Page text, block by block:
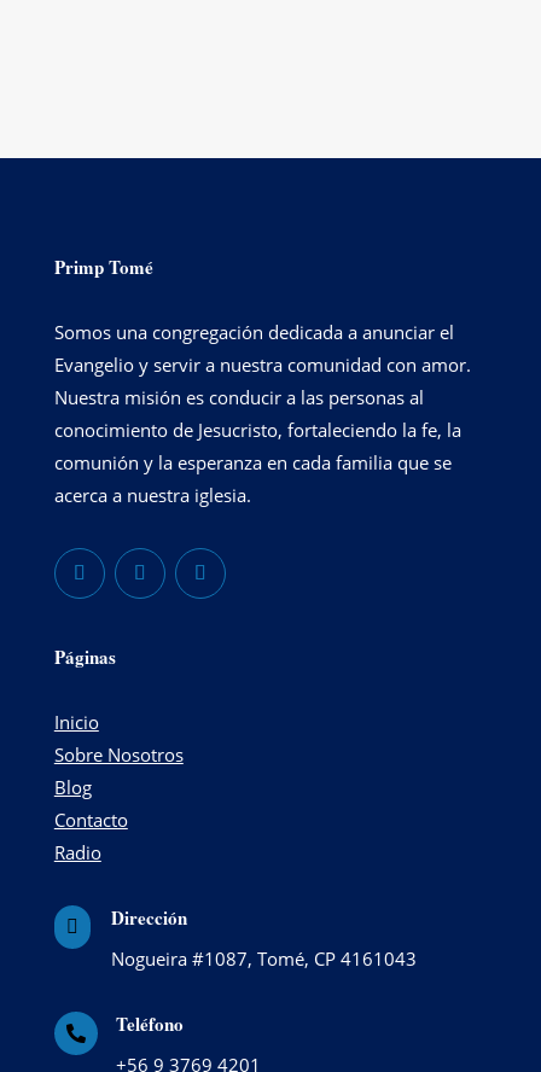
Primp Tomé
Somos una congregación dedicada a anunciar el
Evangelio y servir a nuestra comunidad con amor.
Nuestra misión es conducir a las personas al
conocimiento de Jesucristo, fortaleciendo la fe, la
comunión y la esperanza en cada familia que se
acerca a nuestra iglesia.
Páginas
Inicio
Sobre Nosotros
Blog
Contacto
Radio
 Dirección
Nogueira #1087, Tomé, CP 4161043
 Teléfono
+56 9 3769 4201